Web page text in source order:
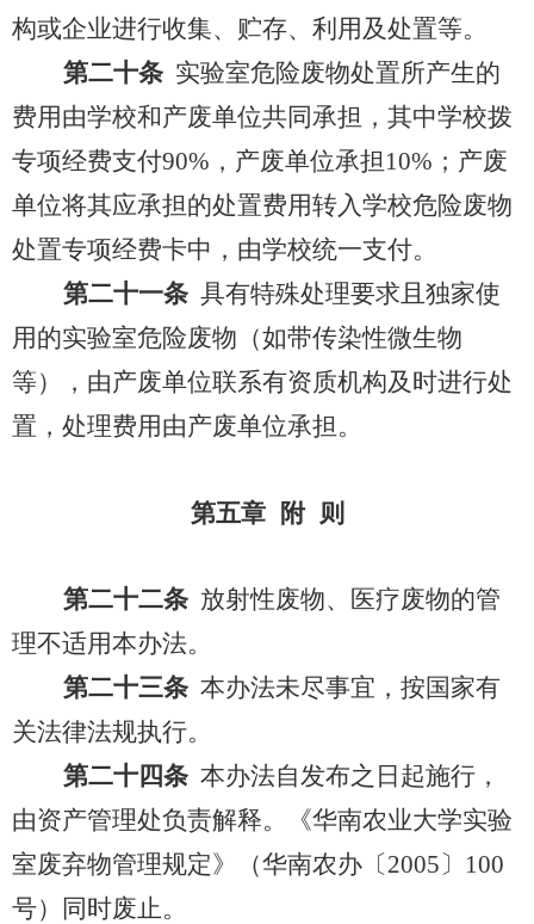
构或企业进行收集、贮存、利用及处置等。
第二十条实验室危险废物处置所产生的
费用由学校和产废单位共同承担，其中学校拨
专项经费支付90% ，产废单位承担 10% ；产废
单位将其应承担的处置费用转入学校危险废物
处置专项经费卡中，由学校统一支付。
第二十一条具有特殊处理要求且独家使
用的实验室危险废物（如带传染性微生物
等），由产废单位联系有资质机构及时进行处
置，处理费用由产废单位承担。
第五章 附 则
第二十二条 放射性废物、医疗废物的管
理不适用本办法。
第二十三条本办法未尽事宜，按国家有
关法律法规执行。
第二十四条本办法自发布之日起施行，
由资产管理处负责解释。《华南农业大学实验
室废弃物管理规定》（华南农办〔2005〕 100
号）同时废止。